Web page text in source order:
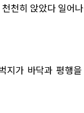
천히 앉았다 일어
지가 바닥과 평행